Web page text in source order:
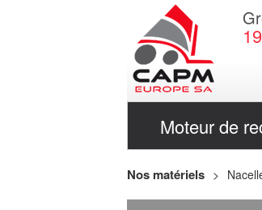
Moteur de
Nos matériels